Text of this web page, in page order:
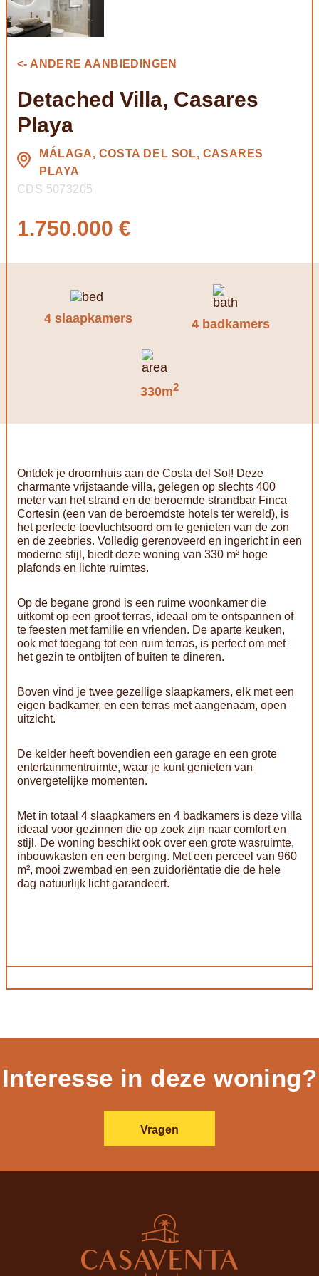
<- ANDERE AANBIEDINGEN
Detached Villa, Casares
Playa
MÁLAGA, COSTA DEL SOL, CASARES
PLAYA
CDS 5073205
1.750.000 €
4 slaapkamers 4 badkamers
330m2
Ontdek je droomhuis aan de Costa del Sol! Deze
charmante vrijstaande villa, gelegen op slechts 400
meter van het strand en de beroemde strandbar Finca
Cortesin (een van de beroemdste hotels ter wereld), is
het perfecte toevluchtsoord om te genieten van de zon
en de zeebries. Volledig gerenoveerd en ingericht in een
moderne stijl, biedt deze woning van 330 m² hoge
plafonds en lichte ruimtes.
Op de begane grond is een ruime woonkamer die
uitkomt op een groot terras, ideaal om te ontspannen of
te feesten met familie en vrienden. De aparte keuken,
ook met toegang tot een ruim terras, is perfect om met
het gezin te ontbijten of buiten te dineren.
Boven vind je twee gezellige slaapkamers, elk met een
eigen badkamer, en een terras met aangenaam, open
uitzicht.
De kelder heeft bovendien een garage en een grote
entertainmentruimte, waar je kunt genieten van
onvergetelijke momenten.
Met in totaal 4 slaapkamers en 4 badkamers is deze villa
ideaal voor gezinnen die op zoek zijn naar comfort en
stijl. De woning beschikt ook over een grote wasruimte,
inbouwkasten en een berging. Met een perceel van 960
m², mooi zwembad en een zuidoriëntatie die de hele
dag natuurlijk licht garandeert.
Interesse in deze woning?
Vragen